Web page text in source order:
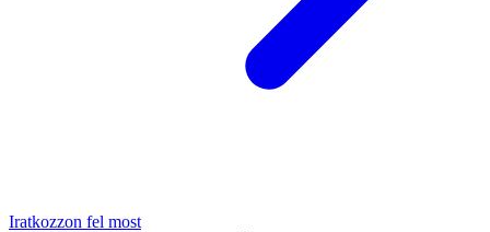
Iratkozzon fel most